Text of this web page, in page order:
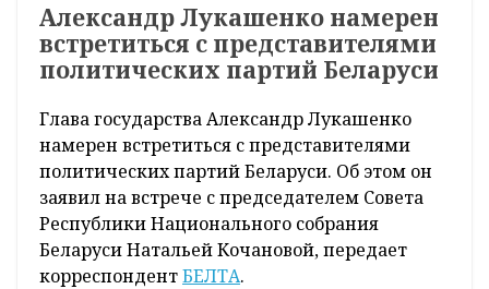
Александр Лукашенко намерен
встретиться с представителями
политических партий Беларуси
Глава государства Александр Лукашенко
намерен встретиться с представителями
политических партий Беларуси. Об этом он
заявил на встрече с председателем Совета
Республики Национального собрания
Беларуси Натальей Кочановой, передает
корреспондентБЕЛТА.